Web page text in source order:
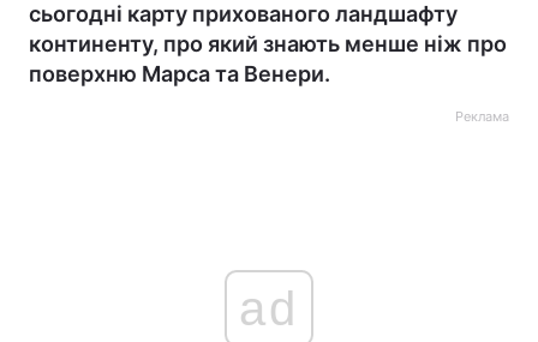
сьогодні карту прихованого ландшафту
континенту, про який знають менше ніж про
поверхню Марса та Венери.
Реклама
ad